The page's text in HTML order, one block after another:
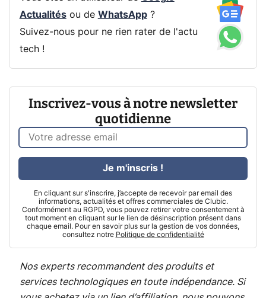
Actualitésou de WhatsApp?
Suivez-nous pour ne rien rater de l'actu
tech !
Inscrivez-vous à notre newsletter
quotidienne
En cliquant sur s'inscrire, j’accepte de recevoir par email des
informations, actualités et offres commerciales de Clubic.
Conformément au RGPD, vous pouvez retirer votre consentement à
tout moment en cliquant sur le lien de désinscription présent dans
chaque email. Pour en savoir plus sur la gestion de vos données,
consultez notre Politique de confidentialité
Je m'inscris !
Nos experts recommandent des produits et
services technologiques en toute indépendance. Si